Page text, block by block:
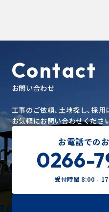
Contact
お問い合わせ
工事のご依頼、土地探し、採用
お気軽にお問い合わせくださ
お電話での
0266-
受付時間 8:00 -